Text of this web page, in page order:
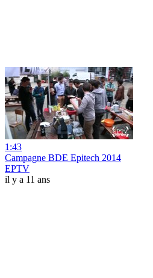
1:43
Campagne BDE Epitech 2014
EPTV
il y a 11 ans